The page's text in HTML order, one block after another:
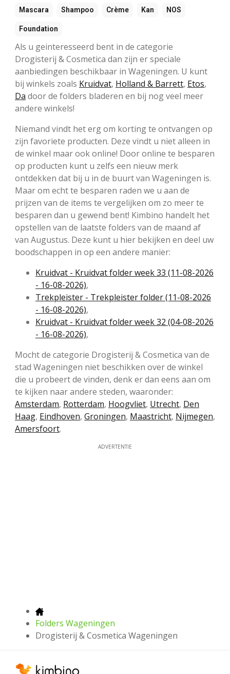
Mascara Shampoo Crème Kan NOS
Foundation
Als u geinteresseerd bent in de categorie
Drogisterij & Cosmetica dan zijn er speciale
aanbiedingen beschikbaar in Wageningen. U kunt
bij winkels zoals Kruidvat, Holland & Barrett, Etos,
Da door de folders bladeren en bij nog veel meer
andere winkels!
Niemand vindt het erg om korting te ontvangen op
zijn favoriete producten. Deze vindt u niet alleen in
de winkel maar ook online! Door online te besparen
op producten kunt u zelfs een nieuw merk
ontdekken dat bij u in de buurt van Wageningen is.
Maar om echt te besparen raden we u aan de
prijzen van de items te vergelijken om zo meer te
besparen dan u gewend bent! Kimbino handelt het
opstellen van de laatste folders van de maand af
van Augustus. Deze kunt u hier bekijken en deel uw
boodschappen in op een andere manier:
Kruidvat - Kruidvat folder week 33 (11-08-2026
- 16-08-2026),
Trekpleister - Trekpleister folder (11-08-2026
- 16-08-2026),
Kruidvat - Kruidvat folder week 32 (04-08-2026
- 16-08-2026),
Mocht de categorie Drogisterij & Cosmetica van de
stad Wageningen niet beschikken over de winkel
die u probeert de vinden, denk er dan eens aan om
te kijken naar andere steden, waaronder:
Amsterdam, Rotterdam, Hoogvliet, Utrecht, Den
Haag, Eindhoven, Groningen, Maastricht, Nijmegen,
Amersfoort.
ADVERTENTIE
Folders Wageningen
Drogisterij & Cosmetica Wageningen